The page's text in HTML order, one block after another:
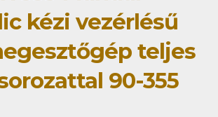
kézi vezérlésű
teljes
90-355